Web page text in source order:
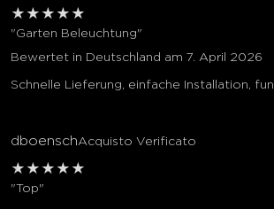
★ ★ ★ ★ ★
"Garten Beleuchtung"
Bewertet in Deutschland am 7. April 2026
Schnelle Lieferung, einfache Installation,
dboenschAcquisto Verificato
★ ★ ★ ★ ★
"Top"